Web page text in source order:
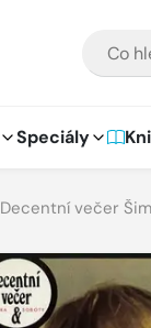
Speciály
Decentní večer